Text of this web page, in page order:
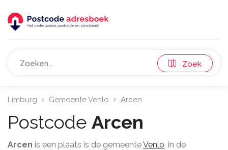
Zoek
Limburg Gemeente Venlo Arcen
Postcode Arcen
Arcen is een plaats is de gemeenteVenlo, in de